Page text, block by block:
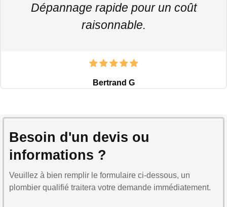
Dépannage rapide pour un coût
raisonnable.
Bertrand G
Besoin d'un devis ou
informations ?
Veuillez à bien remplir le formulaire ci-dessous, un
plombier qualifié traitera votre demande immédiatement.